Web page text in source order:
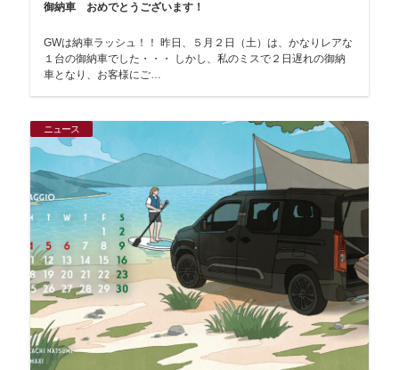
御納車 おめでとうございます！
GWは納車ラッシュ！！ 昨日、５月２日（土）は、かなりレアな
１台の御納車でした・・・ しかし、私のミスで２日遅れの御納
車となり、お客様にご…
ニュース